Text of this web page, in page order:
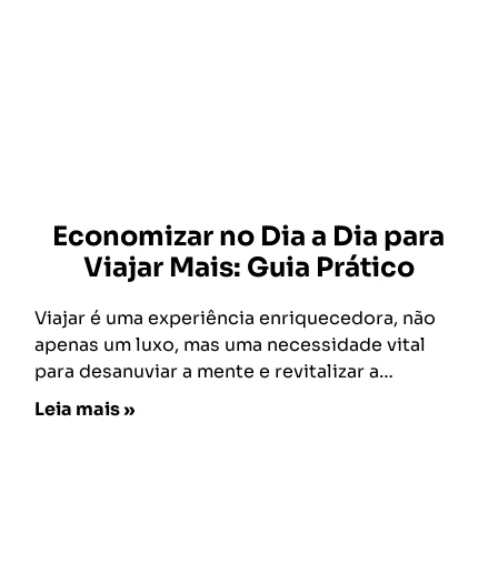
Economizar no Dia a Dia para
Viajar Mais: Guia Prático
Viajar é uma experiência enriquecedora, não
apenas um luxo, mas uma necessidade vital
para desanuviar a mente e revitalizar a…
Leia mais »